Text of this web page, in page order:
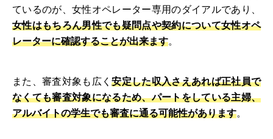
ているのが、女性オペレーター専用のダイアルであり、
女性はもちろん男性でも疑問点や契約について女性オペ
レーターに確認することが出来ます。
また、審査対象も広く安定した収入さえあれば正社員で
なくても審査対象になるため、パートをしている主婦、
アルバイトの学生でも審査に通る可能性があります。